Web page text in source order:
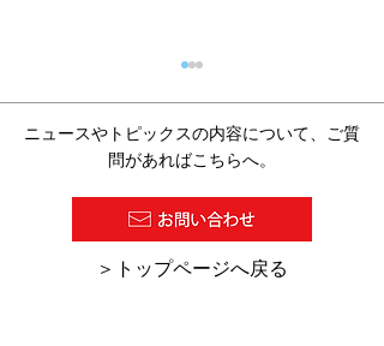
2026/07/27 塗料報知新聞
ニュースやトピックスの内容について、ご質
問があればこちらへ。
​＞トップページへ戻る